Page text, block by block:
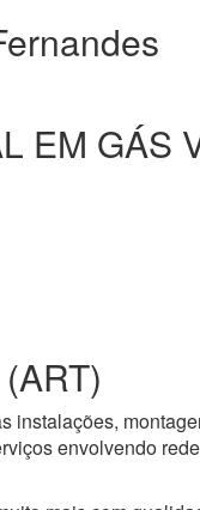
EM GÁS
instalações,
envolvendo